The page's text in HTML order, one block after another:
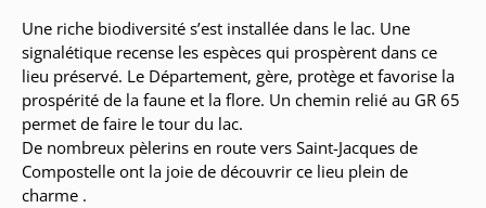
Une riche biodiversité s’est installée dans le lac. Une
signalétique recense les espèces qui prospèrent dans ce
lieu préservé. Le Département, gère, protège et favorise la
prospérité de la faune et la flore. Un chemin relié au GR 65
permet de faire le tour du lac.
De nombreux pèlerins en route vers Saint-Jacques de
Compostelle ont la joie de découvrir ce lieu plein de
charme .